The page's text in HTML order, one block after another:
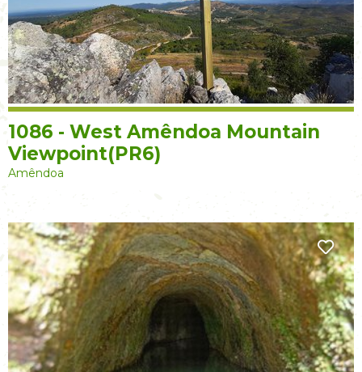
1086 - West Amêndoa Mountain
Viewpoint(PR6)
Amêndoa